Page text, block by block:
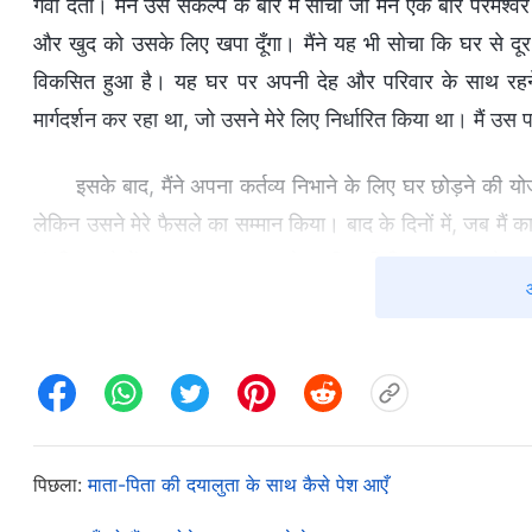
गंवा देता। मैंने उस संकल्प के बारे में सोचा जो मैंने एक बार
और खुद को उसके लिए खपा दूँगा। मैंने यह भी सोचा कि घर से दूर
विकसित हुआ है। यह घर पर अपनी देह और परिवार के साथ
मार्गदर्शन कर रहा था, जो उसने मेरे लिए निर्धारित किया था। मैं
इसके बाद, मैंने अपना कर्तव्य निभाने के लिए घर छोड़ने की
लेकिन उसने मेरे फैसले का सम्मान किया। बाद के दिनों में, जब मैं
व्यवस्थित किया और निकल पड़ा। उसके तुरंत बाद, मैं अपने काम
उसके साथ समय बिता सकता था और उससे बातें कर सकता था
रहेगी? मेरी माँ की तबीयत खराब थी और मुझे फिक्र थी कि
अपने अवसाद से बाहर नहीं निकल पाई, तो क्या वह कोई
को कुछ हो गया तो मेरे रिश्तेदार मुझे जरूर बुरा-भला कहेंगे। मन में
पिछला:माता-पिता की दयालुता के साथ कैसे पेश आएँ